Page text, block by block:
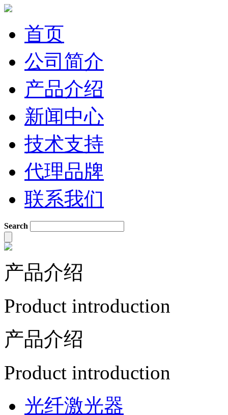
首页
公司简介
产品介绍
新闻中心
技术支持
代理品牌
联系我们
Search
产品介绍
Product introduction
产品介绍
Product introduction
光纤激光器